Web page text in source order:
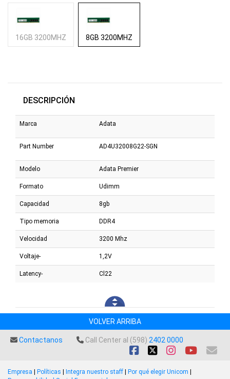
16GB 3200MHZ 8GB 3200MHZ
DESCRIPCIÓN
Marca Adata
Part Number AD4U32008G22-SGN
Modelo Adata Premier
Formato Udimm
Capacidad 8gb
Tipo memoria DDR4
Velocidad 3200 Mhz
Voltaje- 1,2V
Latency- Cl22
VOLVER ARRIBA
Contactanos Call Center al (598) 2402 0000
Empresa Políticas Integra nuestro staff Por qué elegir Unicom